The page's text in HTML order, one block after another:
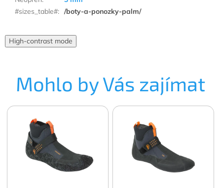
#sizes_table#: /boty-a-ponozky-palm/
High-contrast mode
Mohlo by Vás zajímat